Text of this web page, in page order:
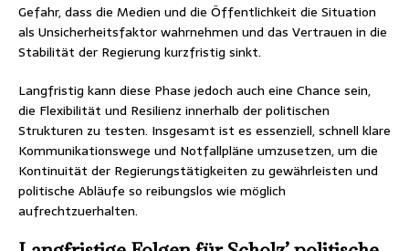
Gefahr, dass die Medien und die Öffentlichkeit die Situation
als Unsicherheitsfaktor wahrnehmen und das Vertrauen in die
Stabilität der Regierung kurzfristig sinkt.
Langfristig kann diese Phase jedoch auch eine Chance sein,
die Flexibilität und Resilienz innerhalb der politischen
Strukturen zu testen. Insgesamt ist es essenziell, schnell klare
Kommunikationswege und Notfallpläne umzusetzen, um die
Kontinuität der Regierungstätigkeiten zu gewährleisten und
politische Abläufe so reibungslos wie möglich
aufrechtzuerhalten.